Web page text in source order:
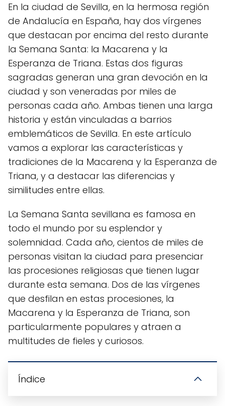
En la ciudad de Sevilla, en la hermosa región
de Andalucía en España, hay dos vírgenes
que destacan por encima del resto durante
la Semana Santa: la Macarena y la
Esperanza de Triana. Estas dos figuras
sagradas generan una gran devoción en la
ciudad y son veneradas por miles de
personas cada año. Ambas tienen una larga
historia y están vinculadas a barrios
emblemáticos de Sevilla. En este artículo
vamos a explorar las características y
tradiciones de la Macarena y la Esperanza de
Triana, y a destacar las diferencias y
similitudes entre ellas.
La Semana Santa sevillana es famosa en
todo el mundo por su esplendor y
solemnidad. Cada año, cientos de miles de
personas visitan la ciudad para presenciar
las procesiones religiosas que tienen lugar
durante esta semana. Dos de las vírgenes
que desfilan en estas procesiones, la
Macarena y la Esperanza de Triana, son
particularmente populares y atraen a
multitudes de fieles y curiosos.
Índice